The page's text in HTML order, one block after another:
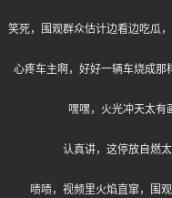
笑死，围观群众估计边看边吃瓜
心疼车主啊，好好一辆车烧成那
嘿嘿，火光冲天太有
认真讲，这停放自燃
啧啧，视频里火焰直窜，围